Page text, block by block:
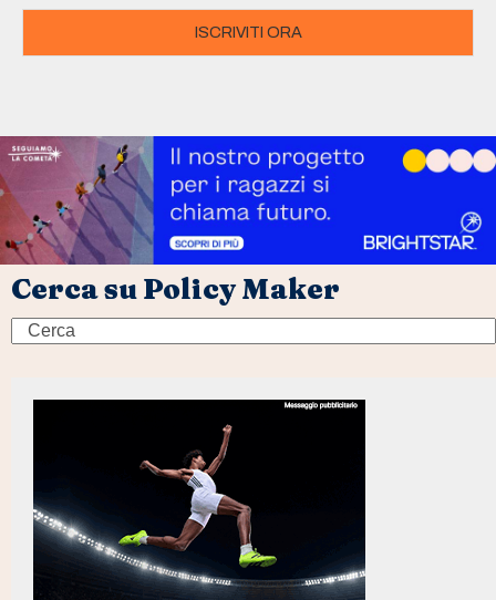
ISCRIVITI ORA
Cerca su Policy Maker
Search